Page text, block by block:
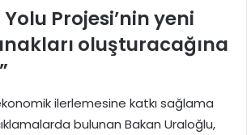
Projesi’nin yeni
oluşturacağına
ilerlemesine katkı sağlama
bulunan Bakan Uraloğlu,